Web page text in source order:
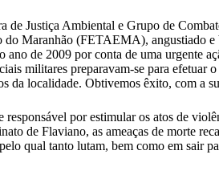
Justiça Ambiental e Grupo de
Maranhão (FETAEMA), angustiado
de 2009 por conta de uma urgente
militares preparavam-se para efetuar
da localidade. Obtivemos êxito, com a
por estimular os atos de
de Flaviano, as ameaças de morte
qual tanto lutam, bem como em sair